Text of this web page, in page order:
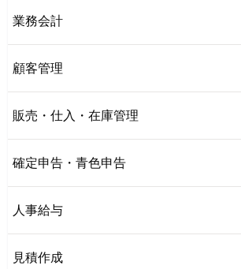
業務会計
顧客管理
販売・仕入・在庫管理
確定申告・青色申告
人事給与
見積作成